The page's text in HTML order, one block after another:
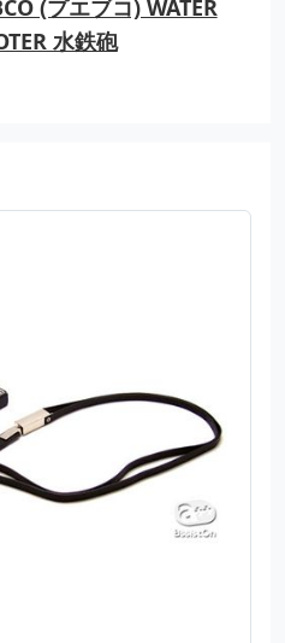
(プエブコ) WATER
水鉄砲